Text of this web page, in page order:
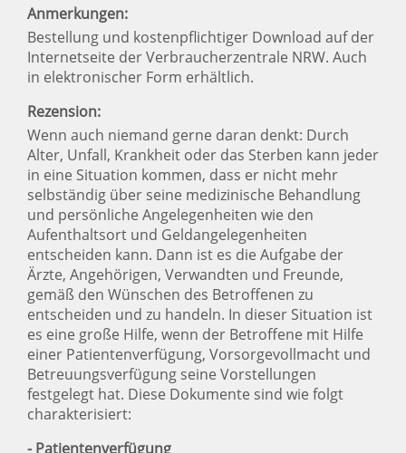
Anmerkungen:
Bestellung und kostenpflichtiger Download auf der
Internetseite der Verbraucherzentrale NRW. Auch
in elektronischer Form erhältlich.
Rezension:
Wenn auch niemand gerne daran denkt: Durch
Alter, Unfall, Krankheit oder das Sterben kann jeder
in eine Situation kommen, dass er nicht mehr
selbständig über seine medizinische Behandlung
und persönliche Angelegenheiten wie den
Aufenthaltsort und Geldangelegenheiten
entscheiden kann. Dann ist es die Aufgabe der
Ärzte, Angehörigen, Verwandten und Freunde,
gemäß den Wünschen des Betroffenen zu
entscheiden und zu handeln. In dieser Situation ist
es eine große Hilfe, wenn der Betroffene mit Hilfe
einer Patientenverfügung, Vorsorgevollmacht und
Betreuungsverfügung seine Vorstellungen
festgelegt hat. Diese Dokumente sind wie folgt
charakterisiert:
- Patientenverfügung